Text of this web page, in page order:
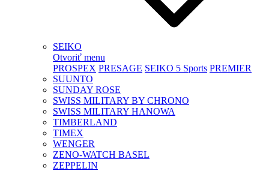
SEIKO
Otvoriť menu
PROSPEX PRESAGE SEIKO 5 Sports PREMIER
SUUNTO
SUNDAY ROSE
SWISS MILITARY BY CHRONO
SWISS MILITARY HANOWA
TIMBERLAND
TIMEX
WENGER
ZENO-WATCH BASEL
ZEPPELIN